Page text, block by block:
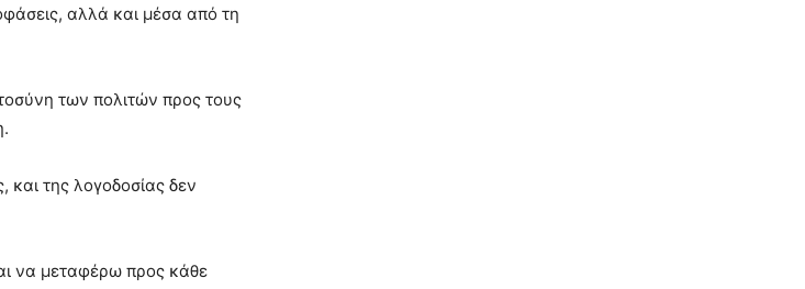
αλλά και μέσα από τη
των πολιτών προς τους
και της λογοδοσίας δεν
να μεταφέρω προς κάθε